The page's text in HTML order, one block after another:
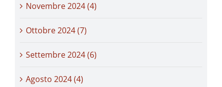
Novembre 2024 (4)
Ottobre 2024 (7)
Settembre 2024 (6)
Agosto 2024 (4)